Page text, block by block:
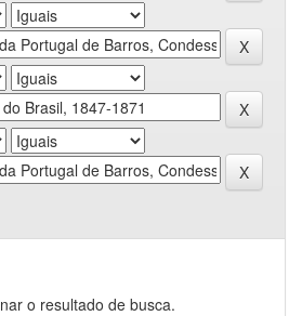
o resultado de busca.